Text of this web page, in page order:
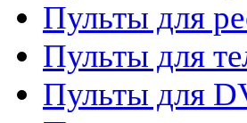
Пульты для
Пульты для
Пульты для